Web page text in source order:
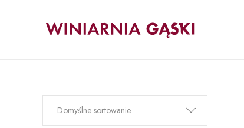
Domyślne sortowanie